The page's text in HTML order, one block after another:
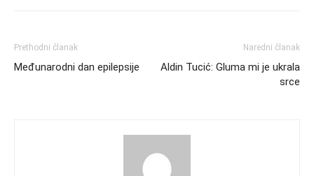
Prethodni članak
Međunarodni dan epilepsije
Naredni članak
Aldin Tucić: Gluma mi je ukrala
srce